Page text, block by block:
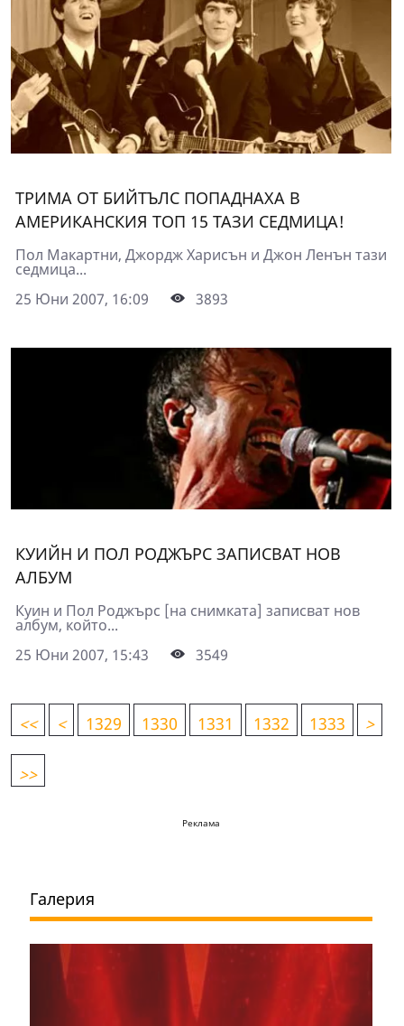
ТРИМА ОТ БИЙТЪЛС ПОПАДНАХА В
АМЕРИКАНСКИЯ ТОП 15 ТАЗИ СЕДМИЦА!
Пол Макартни, Джордж Харисън и Джон Ленън тази
седмица...
25 Юни 2007, 16:09
3893
КУИЙН И ПОЛ РОДЖЪРС ЗАПИСВАТ НОВ
АЛБУМ
Куин и Пол Роджърс [на снимката] записват нов
албум, който...
25 Юни 2007, 15:43
3549
<< < 1329 1330 1331 1332 1333 >
>>
Реклама
Галерия